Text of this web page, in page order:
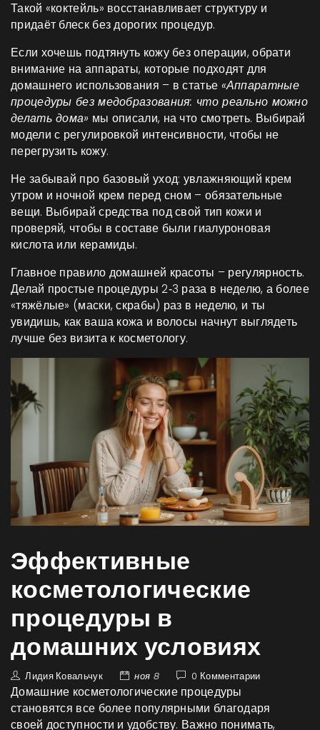
Такой «коктейль» восстанавливает структуру и
придаёт блеск без дорогих процедур.
Если хочешь подтянуть кожу без операции, обрати
внимание на аппараты, которые подходят для
домашнего использования – в статье «Аппаратные
процедуры без медобразования: что реально можно
делать дома» мы описали, на что смотреть. Выбирай
модели с регулировкой интенсивности, чтобы не
перегрузить кожу.
Не забывай про базовый уход: увлажняющий крем
утром и ночной крем перед сном – обязательные
вещи. Выбирай средства под свой тип кожи и
проверяй, чтобы в составе были гиалуроновая
кислота или керамиды.
Главное правило домашней красоты – регулярность.
Делай простые процедуры 2‑3 раза в неделю, а более
«тяжёлые» (маски, скрабы) раз в неделю, и ты
увидишь, как ваша кожа и волосы начнут выглядеть
лучше без визита к косметологу.
Эффективные
косметологические
процедуры в
домашних условиях
Лидия Ковальчук ноя 8 0 Комментарии
Домашние косметологические процедуры
становятся все более популярными благодаря
своей доступности и удобству. Важно понимать,